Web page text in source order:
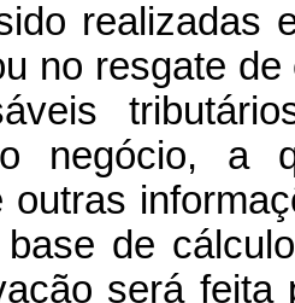
realizadas
no resgate
negócio, a
outras
de
será